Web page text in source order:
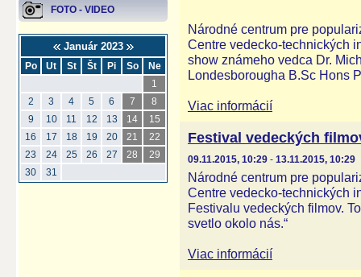
FOTO - VIDEO
Január 2023
Po Ut St Št Pi So
Ne
1
2
3 4 5 6 7
8
9
10 11 12 13 14
15
16
17 18 19 20 21
22
23
24 25 26 27 28
29
30
31
Národné centrum pre
Centre vedecko-technických
show známeho vedca Dr.
Londesborougha B.Sc Hons
Viac informácií
Festival vedeckých
09.11.2015, 10:29 - 13.11.2015, 10:29
Národné centrum pre
Centre vedecko-technických
Festivalu vedeckých filmov.
svetlo okolo nás.“
Viac informácií